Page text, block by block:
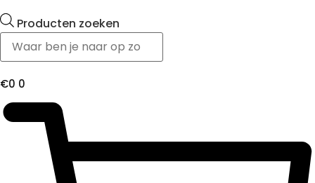
Producten zoeken
€0 0